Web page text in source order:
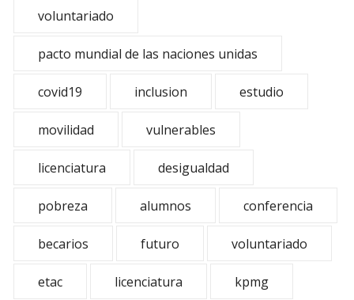
voluntariado
pacto mundial de las naciones unidas
covid19 inclusion estudio
movilidad vulnerables
licenciatura desigualdad
pobreza alumnos conferencia
becarios futuro voluntariado
etac licenciatura kpmg